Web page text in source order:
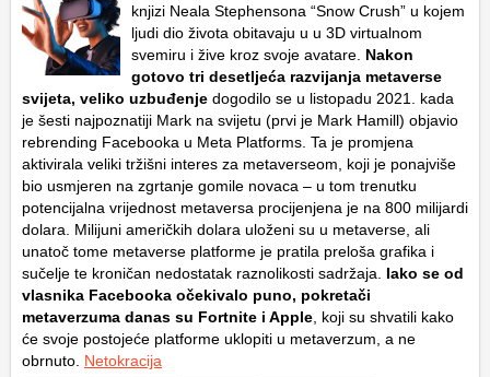
knjizi Neala Stephensona “Snow Crush” u kojem
ljudi dio života obitavaju u u 3D virtualnom
svemiru i žive kroz svoje avatare. Nakon
gotovo tri desetljeća razvijanja metaverse
svijeta, veliko uzbuđenje dogodilo se u listopadu 2021. kada
je šesti najpoznatiji Mark na svijetu (prvi je Mark Hamill) objavio
rebrending Facebooka u Meta Platforms. Ta je promjena
aktivirala veliki tržišni interes za metaverseom, koji je ponajviše
bio usmjeren na zgrtanje gomile novaca – u tom trenutku
potencijalna vrijednost metaversa procijenjena je na 800 milijardi
dolara. Milijuni američkih dolara uloženi su u metaverse, ali
unatoč tome metaverse platforme je pratila preloša grafika i
sučelje te kroničan nedostatak raznolikosti sadržaja. Iako se od
vlasnika Facebooka očekivalo puno, pokretači
metaverzuma danas su Fortnite i Apple, koji su shvatili kako
će svoje postojeće platforme uklopiti u metaverzum, a ne
obrnuto. Netokracija